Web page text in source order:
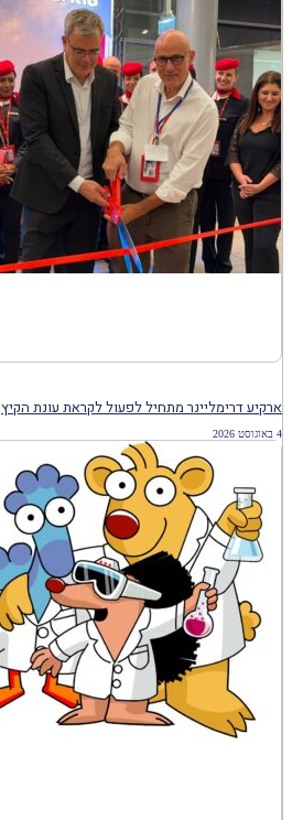
ארקיע דרימליינר מתחיל לפעול לקראת עונת הקיץ
4 באוגוסט 2026